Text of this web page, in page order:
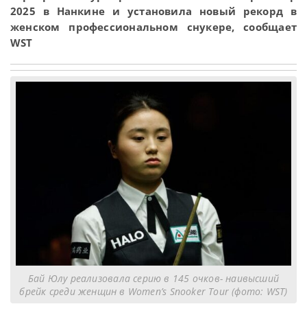
2025 в Нанкине и установила новый рекорд в
женском профессиональном снукере, сообщает
WST
Бай Юлу реализовала серию в 145 очков- наивысший
брейк среди женщин в Women’s Snooker Tour (фото: WST)